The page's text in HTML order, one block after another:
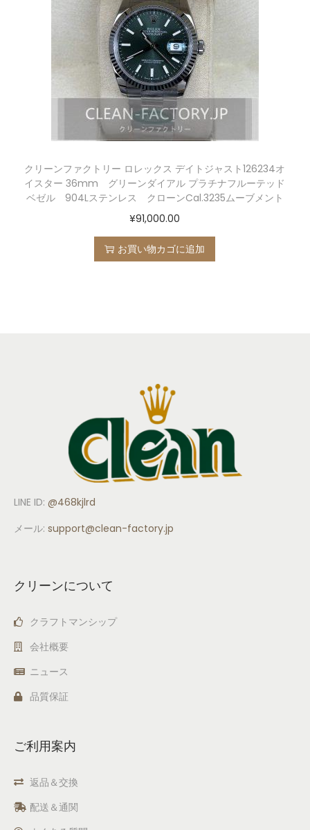
クリーンファクトリー ロレックス デイトジャスト126234オ
イスター 36mm グリーンダイアル プラチナフルーテッド
ベゼル 904Lステンレス クローンCal.3235ムーブメント
¥91,000.00
お買い物カゴに追加
LINE ID: @468kjlrd
メール: support@clean-factory.jp
クリーンについて
クラフトマンシップ
会社概要
ニュース
品質保証
ご利用案内
返品＆交換
配送＆通関